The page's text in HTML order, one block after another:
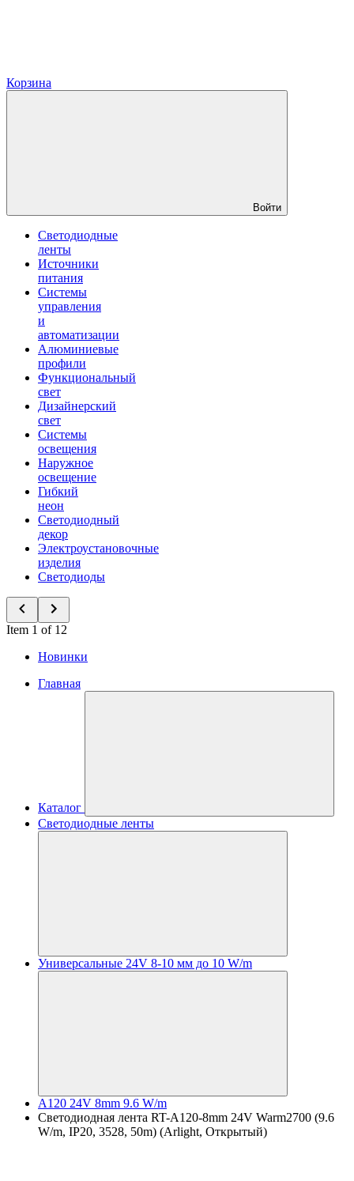
Корзина
Войти
Светодиодные
ленты
Источники
питания
Системы
управления
и
автоматизации
Алюминиевые
профили
Функциональный
свет
Дизайнерский
свет
Системы
освещения
Наружное
освещение
Гибкий
неон
Светодиодный
декор
Электроустановочные
изделия
Светодиоды
Item 1 of 12
Новинки
Главная
Каталог
Светодиодные ленты
Универсальные 24V 8-10 мм до 10 W/m
A120 24V 8mm 9.6 W/m
Светодиодная лента RT-A120-8mm 24V Warm2700 (9.6
W/m, IP20, 3528, 50m) (Arlight, Открытый)